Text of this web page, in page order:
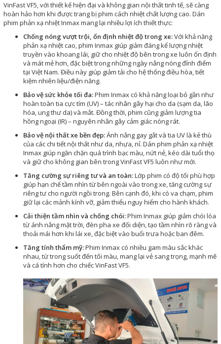
VinFast VF5, với thiết kế hiện đại và không gian nội thất tinh tế, sẽ càng
hoàn hảo hơn khi được trang bị phim cách nhiệt chất lượng cao. Dán
phim phản xạ nhiệt Inmax mang lại nhiều lợi ích thiết thực:
Chống nóng vượt trội, ổn định nhiệt độ trong xe:Với khả năng
phản xạ nhiệt cao, phim Inmax giúp giảm đáng kể lượng nhiệt
truyền vào khoang lái, giữ cho nhiệt độ bên trong xe luôn ổn định
và mát mẻ hơn, đặc biệt trong những ngày nắng nóng đỉnh điểm
tại Việt Nam. Điều này giúp giảm tải cho hệ thống điều hòa, tiết
kiệm nhiên liệu/điện năng.
Bảo vệ sức khỏe tối đa:Phim Inmax có khả năng loại bỏ gần như
hoàn toàn tia cực tím (UV) – tác nhân gây hại cho da (sạm da, lão
hóa, ung thư da) và mắt. Đồng thời, phim cũng giảm lượng tia
hồng ngoại (IR) – nguyên nhân gây cảm giác nóng rát.
Bảo vệ nội thất xe bền đẹp:Ánh nắng gay gắt và tia UV là kẻ thù
của các chi tiết nội thất như da, nhựa, nỉ. Dán phim phản xạ nhiệt
Inmax giúp ngăn chặn quá trình bạc màu, nứt nẻ, kéo dài tuổi thọ
và giữ cho không gian bên trong VinFast VF5 luôn như mới.
Tăng cường sự riêng tư và an toàn:Lớp phim có độ tối phù hợp
giúp hạn chế tầm nhìn từ bên ngoài vào trong xe, tăng cường sự
riêng tư cho người ngồi trong. Bên cạnh đó, khi có va chạm, phim
giữ lại các mảnh kính vỡ, giảm thiểu nguy hiểm cho hành khách.
Cải thiện tầm nhìn và chống chói:Phim Inmax giúp giảm chói lóa
từ ánh nắng mặt trời, đèn pha xe đối diện, tạo tầm nhìn rõ ràng và
thoải mái hơn khi lái xe, đặc biệt vào buổi trưa hoặc ban đêm.
Tăng tính thẩm mỹ:Phim Inmax có nhiều gam màu sắc khác
nhau, từ trong suốt đến tối màu, mang lại vẻ sang trọng, mạnh mẽ
và cá tính hơn cho chiếc VinFast VF5.